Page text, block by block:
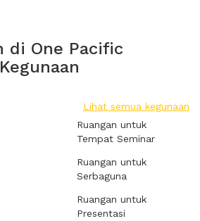
di One Pacific
Lihat semua kegunaan
Ruangan untuk
Tempat Seminar
Ruangan untuk
Serbaguna
Ruangan untuk
Presentasi